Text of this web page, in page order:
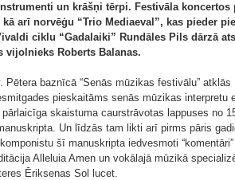
un krāšņi tērpi. Festivāla
arī norvēģu “Trio Mediaeval”, kas pieder
ciklu “Gadalaiki” Rundāles Pils dārzā
vijolnieks Roberts Balanas.
Pētera baznīcā “Senās mūzikas festivālu”
pieskaitāms senās mūzikas interpretu
skaistuma caurstrāvotas lappuses no
Un līdzās tam likti arī pirms pāris
šī manuskripta iedvesmoti
Alleluia Amen un vokālajā mūzikā
Ēriksenas Sol lucet.